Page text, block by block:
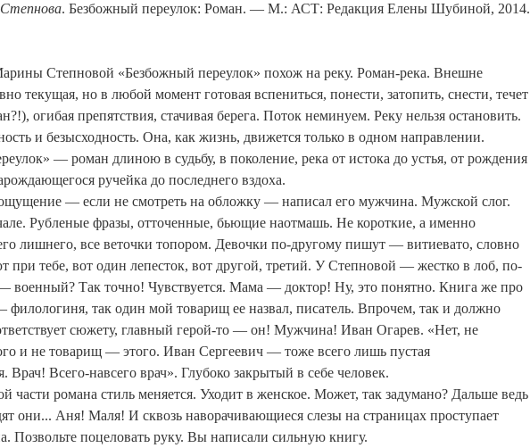
. Безбожный переулок: Роман. — М.: АСТ: Редакция Елены Шубиной, 2014.
Степновой «Безбожный переулок» похож на реку. Роман-река.Внешне
текущая, но в любой момент готовая вспениться, понести, затопить, снести, течет
огибая препятствия, стачивая берега. Поток неминуем. Реку нельзя остановить.
и безысходность. Она, как жизнь, движется только в одном направлении.
— роман длиною в судьбу, в поколение, река от истока до устья, от рождения
ручейка до последнего вздоха.
— если не смотреть на обложку — написал его мужчина. Мужской слог.
Рубленые фразы, отточенные, бьющие наотмашь. Не короткие, а именно
лишнего, все веточки топором. Девочки по-другому пишут — витиевато, словно
при тебе, вот один лепесток, вот другой, третий. У Степновой — жестко в лоб, по-
военный? Так точно! Чувствуется. Мама — доктор! Ну, это понятно. Книга же про
филологиня, так один мой товарищ ее назвал, писатель. Впрочем, так и должно
сюжету, главный герой-то — он! Мужчина! Иван Огарев. «Нет, не
и не товарищ — этого. Иван Сергеевич — тоже всего лишь пустая
Врач! Всего-навсего врач». Глубоко закрытый в себе человек.
части романа стиль меняется. Уходит вженское. Может, так задумано? Дальше ведь
они... Аня! Маля! И сквозь наворачивающиеся слезы на страницах проступает
Позвольте поцеловать руку. Вы написали сильную книгу.